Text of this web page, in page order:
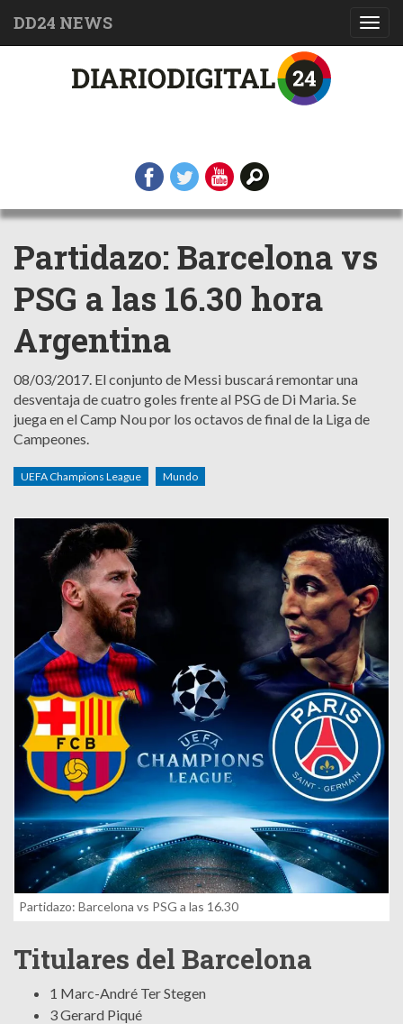
DD24 NEWS
Partidazo: Barcelona vs
PSG a las 16.30 hora
Argentina
08/03/2017. El conjunto de Messi buscará remontar una
desventaja de cuatro goles frente al PSG de Di Maria. Se
juega en el Camp Nou por los octavos de final de la Liga de
Campeones.
UEFA Champions League Mundo
Partidazo: Barcelona vs PSG a las 16.30
Titulares del Barcelona
1 Marc-André Ter Stegen
3 Gerard Piqué